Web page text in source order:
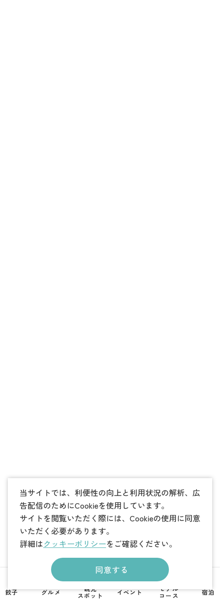
当サイトでは、利便性の向上と利用状況の解析、広
告配信のためにCookieを使用しています。
サイトを閲覧いただく際には、Cookieの使用に同意
いただく必要があります。
詳細はクッキーポリシーをご確認ください。
同意する